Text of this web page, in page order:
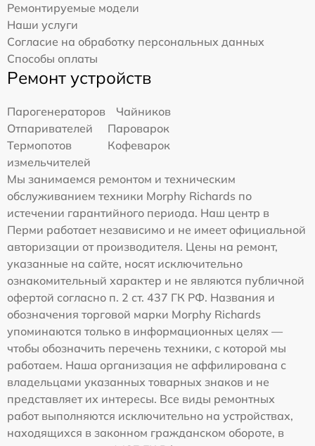
Ремонтируемые модели
Наши услуги
Согласие на обработку персональных данных
Способы оплаты
Ремонт устройств
Парогенераторов
Чайников
Отпаривателей
Пароварок
Термопотов
Кофеварок
измельчителей
Мы занимаемся ремонтом и техническим
обслуживанием техники Morphy Richards по
истечении гарантийного периода. Наш центр в
Перми работает независимо и не имеет официальной
авторизации от производителя. Цены на ремонт,
указанные на сайте, носят исключительно
ознакомительный характер и не являются публичной
офертой согласно п. 2 ст. 437 ГК РФ. Названия и
обозначения торговой марки Morphy Richards
упоминаются только в информационных целях —
чтобы обозначить перечень техники, с которой мы
работаем. Наша организация не аффилирована с
владельцами указанных товарных знаков и не
представляет их интересы. Все виды ремонтных
работ выполняются исключительно на устройствах,
находящихся в законном гражданском обороте, в